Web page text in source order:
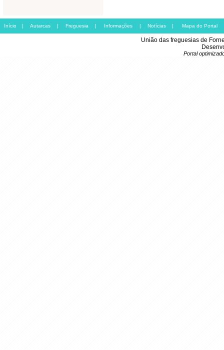
Início | Autarcas | Freguesia | Informações | Notícias | Mapa do Portal
União das freguesias de
Portal